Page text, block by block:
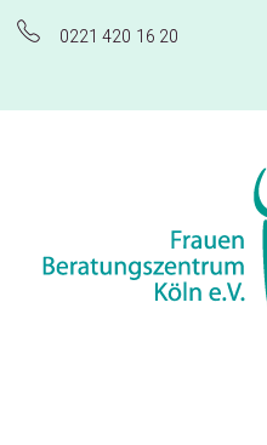
0221 420 16 20